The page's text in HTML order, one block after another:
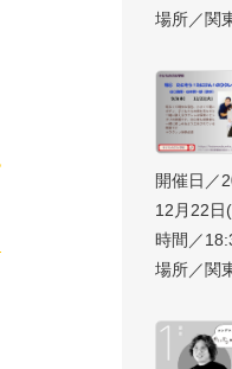
場所／関
開催日／
12月22日
時間／
場所／関